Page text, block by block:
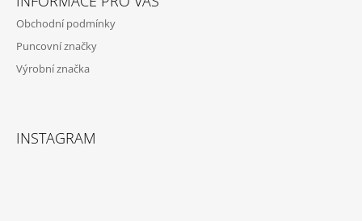
Obchodní podmínky
Puncovní značky
Výrobní značka
INSTAGRAM